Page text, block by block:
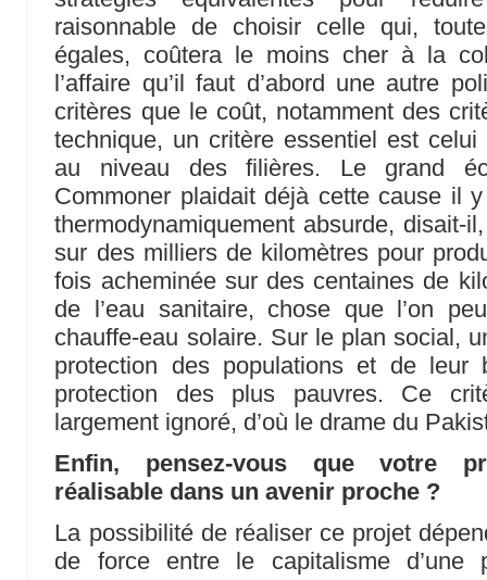
raisonnable de choisir celle qui,
égales, coûtera le moins cher à la
l’affaire qu’il faut d’abord une autre
critères que le coût, notamment des
technique, un critère essentiel est celui
au niveau des filières. Le grand
Commoner plaidait déjà cette cause il
thermodynamiquement absurde, disait-
sur des milliers de kilomètres pour
fois acheminée sur des centaines de
de l’eau sanitaire, chose que l’on
chauffe-eau solaire. Sur le plan social,
protection des populations et de leur
protection des plus pauvres. Ce
largement ignoré, d’où le drame du
Enfin, pensez-vous que votre
réalisable dans un avenir proche ?
La possibilité de réaliser ce projet
de force entre le capitalisme